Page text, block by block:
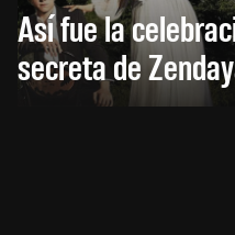
Así fue la
secreta de